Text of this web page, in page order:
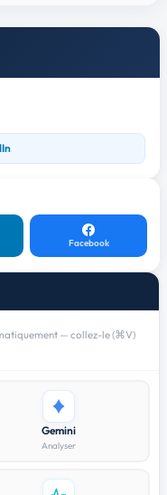
Facebook
— collez-le (⌘V)
Gemini
Analyser